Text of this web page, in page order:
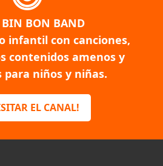
BIN BON BAND
infantil con canciones,
contenidos amenos y
para niños y niñas.
EL CANAL!